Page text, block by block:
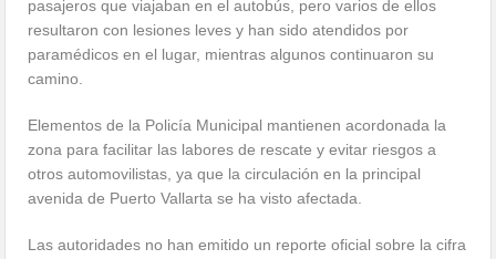
pasajeros que viajaban en el autobús, pero varios de ellos
resultaron con lesiones leves y han sido atendidos por
paramédicos en el lugar, mientras algunos continuaron su
camino.
Elementos de la Policía Municipal mantienen acordonada la
zona para facilitar las labores de rescate y evitar riesgos a
otros automovilistas, ya que la circulación en la principal
avenida de Puerto Vallarta se ha visto afectada.
Las autoridades no han emitido un reporte oficial sobre la cifra